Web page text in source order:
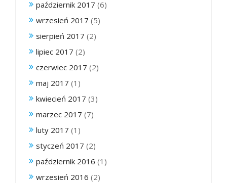
październik 2017 (6)
wrzesień 2017 (5)
sierpień 2017 (2)
lipiec 2017 (2)
czerwiec 2017 (2)
maj 2017 (1)
kwiecień 2017 (3)
marzec 2017 (7)
luty 2017 (1)
styczeń 2017 (2)
październik 2016 (1)
wrzesień 2016 (2)